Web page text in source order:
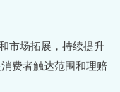
场拓展，持续提升
费者触达范围和理赔